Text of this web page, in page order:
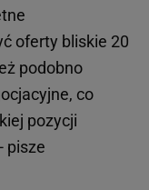
oferty bliskie 20
podobno
co
pozycji
pisze